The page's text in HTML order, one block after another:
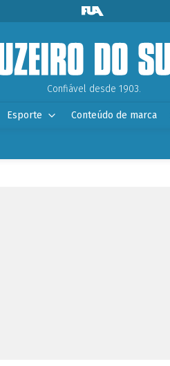
Confiável desde 1903.
Esporte Conteúdo de marca